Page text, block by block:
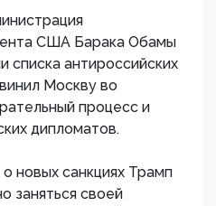
США Барака Обамы
списка антироссийских
Москву во
процесс и
дипломатов.
новых санкциях Трамп
заняться своей